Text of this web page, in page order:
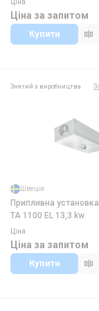
Ціна
Ціна за запитом
Купити
Знятий з виробництва
Швеція
Припливна
TA 1100 EL 13,3 kw
Ціна
Ціна за запитом
Купити